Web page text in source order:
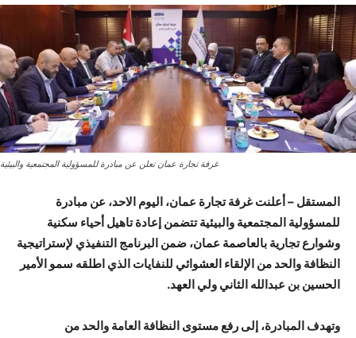
غرفة تجارة عمان تعلن عن مبادرة للمسؤولية المجتمعية والبيئية
المستقل – أعلنت غرفة تجارة عمان، اليوم الاحد، عن مبادرة
للمسؤولية المجتمعية والبيئية تتضمن إعادة تاهيل أحياء سكنية
وشوارع تجارية بالعاصمة عمان، ضمن البرنامج التنفيذي لإستراتيجية
النظافة والحد من الإلقاء العشوائي للنفايات الذي اطلقه سمو الأمير
الحسين بن عبدالله الثاني ولي العهد.
وتهدف المبادرة، إلى رفع مستوى النظافة العامة والحد من